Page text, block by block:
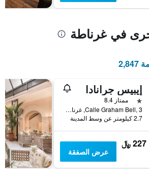
في غرناطة
إيبيس جرانادا
نجمة واحدة
ممتاز 8.4
Calle Graham Bell, 3, غرناطة, منطقة أندلوسيا, أسبانيا
2.7 كيلومتر عن وسط المدينة
227 ﷼
عرض الصفقة